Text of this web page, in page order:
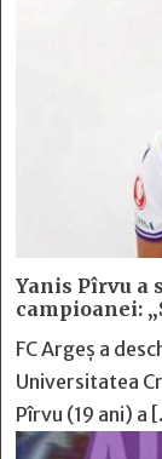
Yanis Pîrvu a
campioanei:
FC Argeș a
Universitatea
Pîrvu (19 ani) a